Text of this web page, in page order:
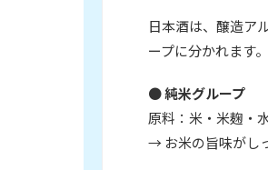
日本酒は、醸造ア
ープに分かれます。
●純米グループ
原料：米・米麹・
→ お米の旨味がし